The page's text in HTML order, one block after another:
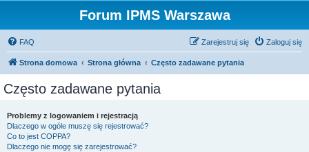
Forum IPMS Warszawa
FAQ Zaloguj się
Zarejestruj się
Strona domowa Strona główna Często zadawane pytania
Często zadawane pytania
Problemy z logowaniem i rejestracją
Dlaczego w ogóle muszę się rejestrować?
Co to jest COPPA?
Dlaczego nie mogę się zarejestrować?